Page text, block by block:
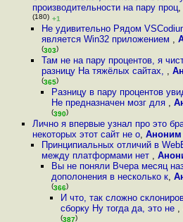
производительности на пару проц,
(180) +1
Не удивительно Рядом
является Win32 приложением ,
(303)
Там не на пару процентов, я
разницу На тяжёлых сайтах, ,
(365)
Разницу в пару процентов
Не предназначен мозг для ,
(390)
Лично я впервые узнал про это
некоторых этот сайт не о, Аноним
Принципиальных отличий в
между платформами нет ,
Вы не поняли Вчера месяц
дополонения в несколько к,
(366)
И что, так сложно
сборку Ну тогда да, это не ,
(387)